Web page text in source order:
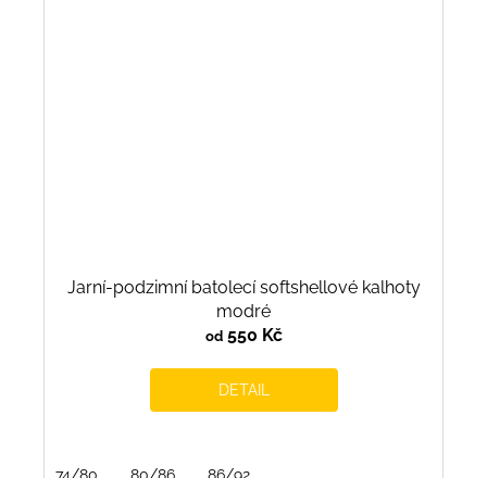
Jarní-podzimní batolecí softshellové kalhoty
modré
od550 Kč
DETAIL